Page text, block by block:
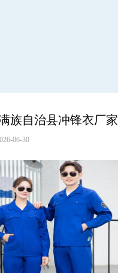
族自治县冲锋衣厂家
06-30